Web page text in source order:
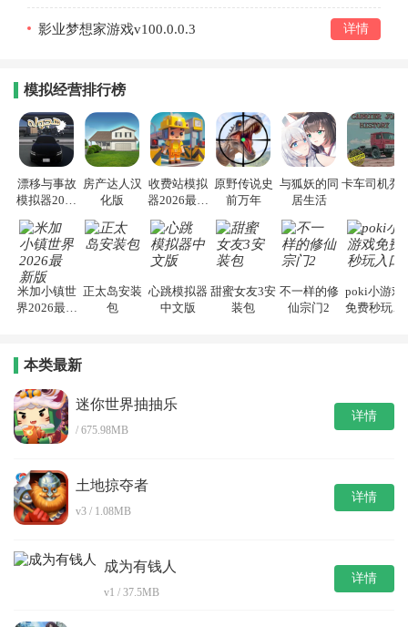
影业梦想家游戏v100.0.0.3 详情
模拟经营排行榜
漂移与事故
模拟器2026
房产达人汉
化版
收费站模拟
器2026最新
原野传说史
前万年
与狐妖的同
居生活
卡车司机乔3
米加小镇世
界2026最新
正太岛安装
包
心跳模拟器
中文版
甜蜜女友3安
装包
不一样的修
仙宗门2
poki小游戏
免费秒玩入
本类最新
迷你世界抽抽乐
/ 675.98MB
详情
土地掠夺者
v3 / 1.08MB
详情
成为有钱人
v1 / 37.5MB
详情